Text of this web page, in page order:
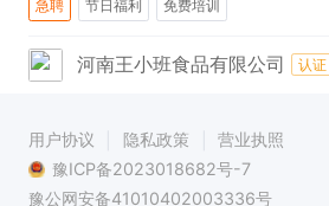
急聘 节日福利 免费培训
河南王小班食品有限公司 认证
用户协议 隐私政策
营业执照
豫ICP备2023018682号-7
豫公网安备41010402003336号